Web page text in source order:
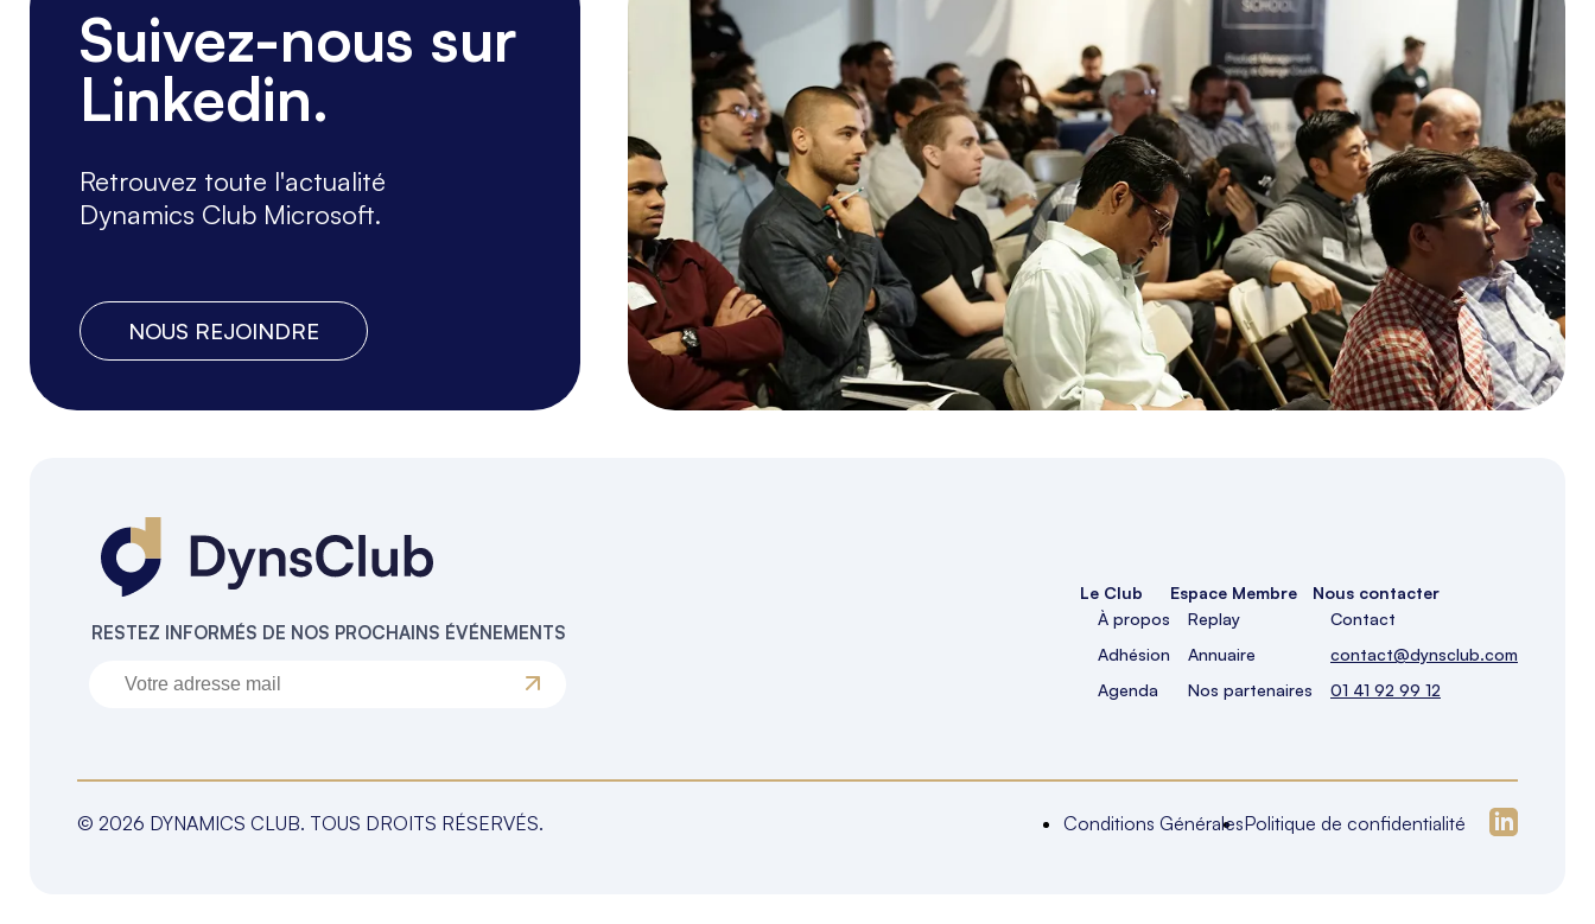
Suivez-nous sur
Linkedin.
Retrouvez toute l'actualité
Dynamics Club Microsoft.
NOUS REJOINDRE
RESTEZ INFORMÉS DE NOS PROCHAINS ÉVÉNEMENTS
Le Club
À propos
Adhésion
Agenda
Espace Membre
Replay
Annuaire
Nos partenaires
Nous contacter
Contact
contact@dynsclub.com
01 41 92 99 12
© 2026 DYNAMICS CLUB. TOUS DROITS RÉSERVÉS. Conditions GénéralesPolitique de confidentialité